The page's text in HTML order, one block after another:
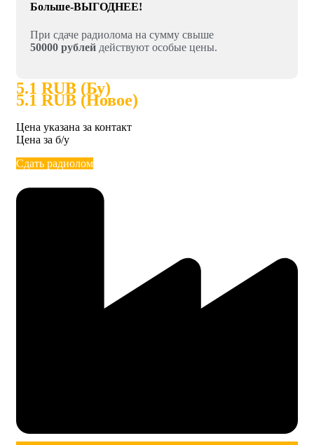
Больше-ВЫГОДНЕЕ!
При сдаче радиолома на сумму свыше
50000 рублей действуют особые цены.
5.1 RUB (Бу)
5.1 RUB (Новое)
Цена указана за контакт
Цена за б/у
Сдать радиолом